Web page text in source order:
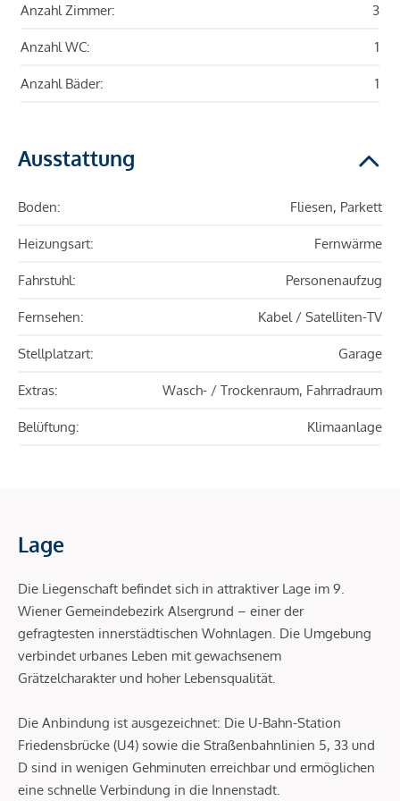
Anzahl Zimmer: 3
Anzahl WC: 1
Anzahl Bäder: 1
Ausstattung
Boden: Fliesen, Parkett
Heizungsart: Fernwärme
Fahrstuhl: Personenaufzug
Fernsehen: Kabel / Satelliten-TV
Stellplatzart: Garage
Extras: Wasch- / Trockenraum, Fahrradraum
Belüftung: Klimaanlage
Lage
Die Liegenschaft befindet sich in attraktiver Lage im 9.
Wiener Gemeindebezirk Alsergrund – einer der
gefragtesten innerstädtischen Wohnlagen. Die Umgebung
verbindet urbanes Leben mit gewachsenem
Grätzelcharakter und hoher Lebensqualität.
Die Anbindung ist ausgezeichnet: Die U-Bahn-Station
Friedensbrücke (U4) sowie die Straßenbahnlinien 5, 33 und
D sind in wenigen Gehminuten erreichbar und ermöglichen
eine schnelle Verbindung in die Innenstadt.